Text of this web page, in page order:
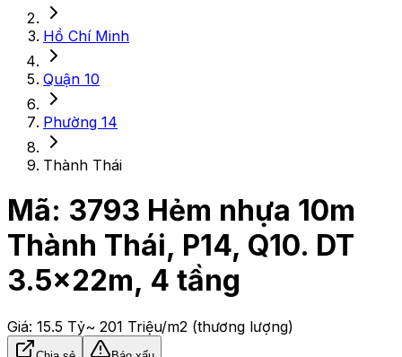
Hồ Chí Minh
Quận 10
Phường 14
Thành Thái
Mã: 3793 Hẻm nhựa 10m
Thành Thái, P14, Q10. DT
3.5x22m, 4 tầng
Giá: 15.5 Tỷ~ 201 Triệu/m2 (thương lượng)